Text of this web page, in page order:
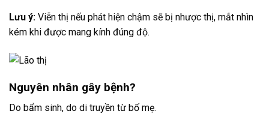
Lưu ý: Viễn thị nếu phát hiện chậm sẽ bị nhược thị, mắt nhìn
kém khi được mang kính đúng độ.
Nguyên nhân gây bệnh?
Do bẩm sinh, do di truyền từ bố mẹ.